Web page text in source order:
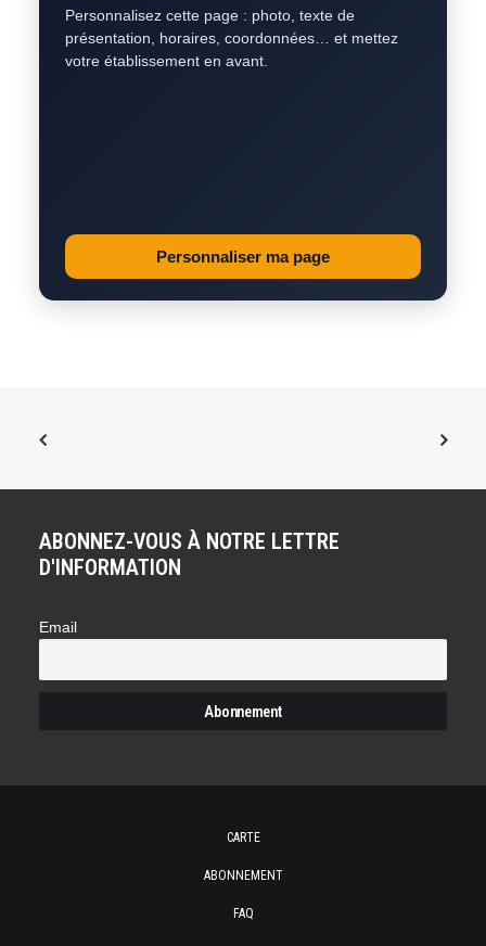
Personnalisez cette page : photo, texte de
présentation, horaires, coordonnées… et mettez
votre établissement en avant.
Personnaliser ma page
ABONNEZ-VOUS À NOTRE LETTRE
D'INFORMATION
Email
CARTE
ABONNEMENT
FAQ